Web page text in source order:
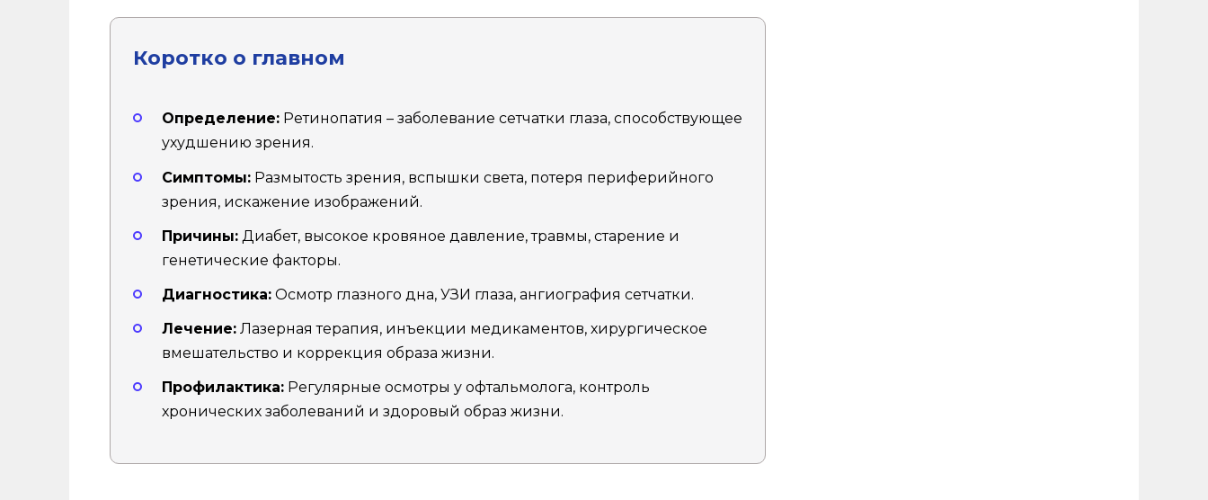
Коротко о главном
Определение: Ретинопатия – заболевание сетчатки глаза, способствующее
ухудшению зрения.
Симптомы: Размытость зрения, вспышки света, потеря периферийного
зрения, искажение изображений.
Причины: Диабет, высокое кровяное давление, травмы, старение и
генетические факторы.
Диагностика: Осмотр глазного дна, УЗИ глаза, ангиография сетчатки.
Лечение: Лазерная терапия, инъекции медикаментов, хирургическое
вмешательство и коррекция образа жизни.
Профилактика: Регулярные осмотры у офтальмолога, контроль
хронических заболеваний и здоровый образ жизни.